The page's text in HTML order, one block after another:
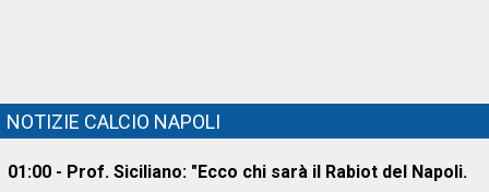
NOTIZIE CALCIO NAPOLI
01:00 - Prof. Siciliano: "Ecco chi sarà il Rabiot del Napoli.